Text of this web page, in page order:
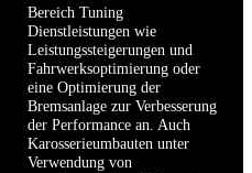
Bereich Tuning
Dienstleistungen wie
Leistungssteigerungen und
Fahrwerksoptimierung oder
eine Optimierung der
Bremsanlage zur Verbesserung
der Performance an. Auch
Karosserieumbauten unter
Verwendung von